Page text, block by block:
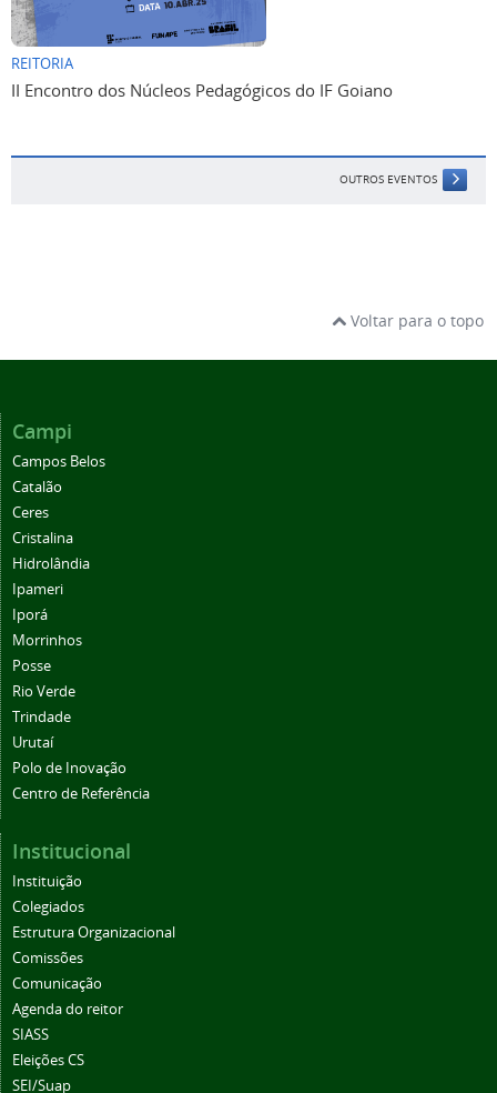
REITORIA
II Encontro dos Núcleos Pedagógicos do IF Goiano
OUTROS EVENTOS
Voltar para o topo
Campi
Campos Belos
Catalão
Ceres
Cristalina
Hidrolândia
Ipameri
Iporá
Morrinhos
Posse
Rio Verde
Trindade
Urutaí
Polo de Inovação
Centro de Referência
Institucional
Instituição
Colegiados
Estrutura Organizacional
Comissões
Comunicação
Agenda do reitor
SIASS
Eleições CS
SEI/Suap